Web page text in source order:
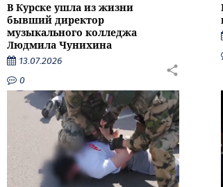
В Курске ушла из жизни
бывший директор
музыкального колледжа
Людмила Чунихина
13.07.2026
0